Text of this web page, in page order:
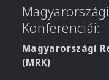
Konferenciái:
Magyarországi
(MRK)